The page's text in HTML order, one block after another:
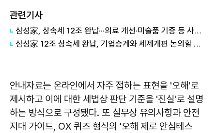
관련기사
삼성家, 상속세 12조 완납···의료 개선·미술품 기증 등 사회 환원도 실천
삼성家 12조 상속세 완납, 기업승계와 세제개편 논의할 때다
안내자료는 온라인에서 자주 접하는 표현을 '오해'로
제시하고 이에 대한 세법상 판단 기준을 '진실'로 설명
하는 방식으로 구성됐다. 또 실무상 유의사항과 안전
지대 가이드, OX 퀴즈 형식의 '오해 제로 안심테스